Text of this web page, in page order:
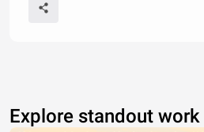
Explore standout